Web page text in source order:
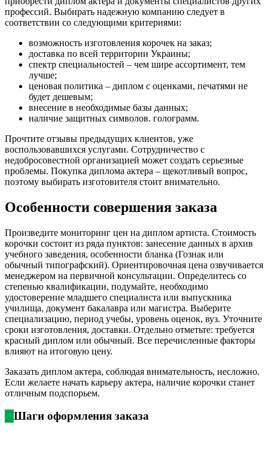
профессий. Выбирать надежную компанию следует в
соответствии со следующими критериями:
возможность изготовления корочек на заказ;
доставка по всей территории Украины;
спектр специальностей – чем шире ассортимент, тем
лучше;
ценовая политика – диплом с оценками, печатями не
будет дешевым;
внесение в необходимые базы данных;
наличие защитных символов. голограмм.
Прочтите отзывы предыдущих клиентов, уже
воспользовавшихся услугами. Сотрудничество с
недобросовестной организацией может создать серьезные
проблемы. Покупка диплома актера – щекотливый вопрос,
поэтому выбирать изготовителя стоит внимательно.
Особенности совершения заказа
Произведите мониторинг цен на диплом артиста. Стоимость
корочки состоит из ряда пунктов: занесение данных в архив
учебного заведения, особенности бланка (Гознак или
обычный типографский). Ориентировочная цена озвучивается
менеджером на первичной консультации. Определитесь со
степенью квалификации, подумайте, необходимо
удостоверение младшего специалиста или выпускника
училища, документ бакалавра или магистра. Выберите
специализацию, период учебы, уровень оценок, вуз. Уточните
сроки изготовления, доставки. Отдельно отметьте: требуется
красный диплом или обычный. Все перечисленные факторы
влияют на итоговую цену.
Заказать диплом актера, соблюдая внимательность, несложно.
Если желаете начать карьеру актера, наличие корочки станет
отличным подспорьем.
Шаги оформления заказа